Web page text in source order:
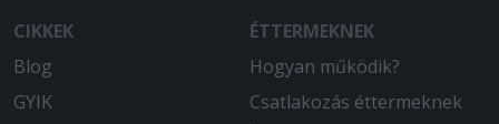
CIKKEK
Blog
GYIK
ÉTTERMEKNEK
Hogyan működik?
Csatlakozás éttermeknek